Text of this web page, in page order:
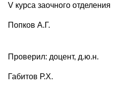
V курса заочного отделения
Попков А.Г.
Проверил: доцент, д.ю.н.
Габитов Р.Х.